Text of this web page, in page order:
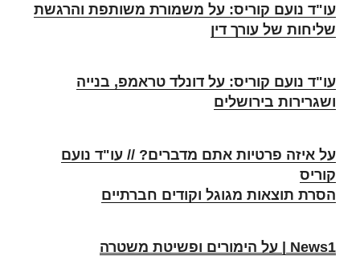
עו"ד נועם קוריס: על משמורת משותפת והרגשת
שליחות של עורך דין
עו"ד נועם קוריס: על דונלד טראמפ, בנייה
ושגרירות בירושלים
על איזה פרטיות אתם מדברים? // עו"ד נועם
קוריס
הסרת תוצאות מגוגל וקודים חברתיים
News1 | על הימורים ופשיטת משטרה